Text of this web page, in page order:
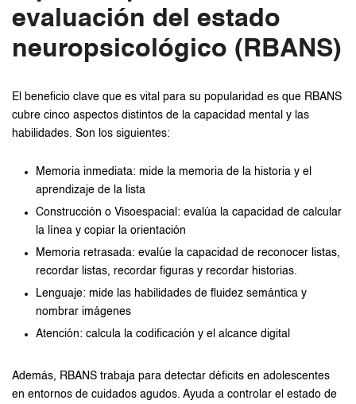
evaluación del estado
neuropsicológico (RBANS)
El beneficio clave que es vital para su popularidad es que RBANS
cubre cinco aspectos distintos de la capacidad mental y las
habilidades. Son los siguientes:
Memoria inmediata: mide la memoria de la historia y el
aprendizaje de la lista
Construcción o Visoespacial: evalúa la capacidad de calcular
la línea y copiar la orientación
Memoria retrasada: evalúe la capacidad de reconocer listas,
recordar listas, recordar figuras y recordar historias.
Lenguaje: mide las habilidades de fluidez semántica y
nombrar imágenes
Atención: calcula la codificación y el alcance digital
Además, RBANS trabaja para detectar déficits en adolescentes
en entornos de cuidados agudos. Ayuda a controlar el estado de